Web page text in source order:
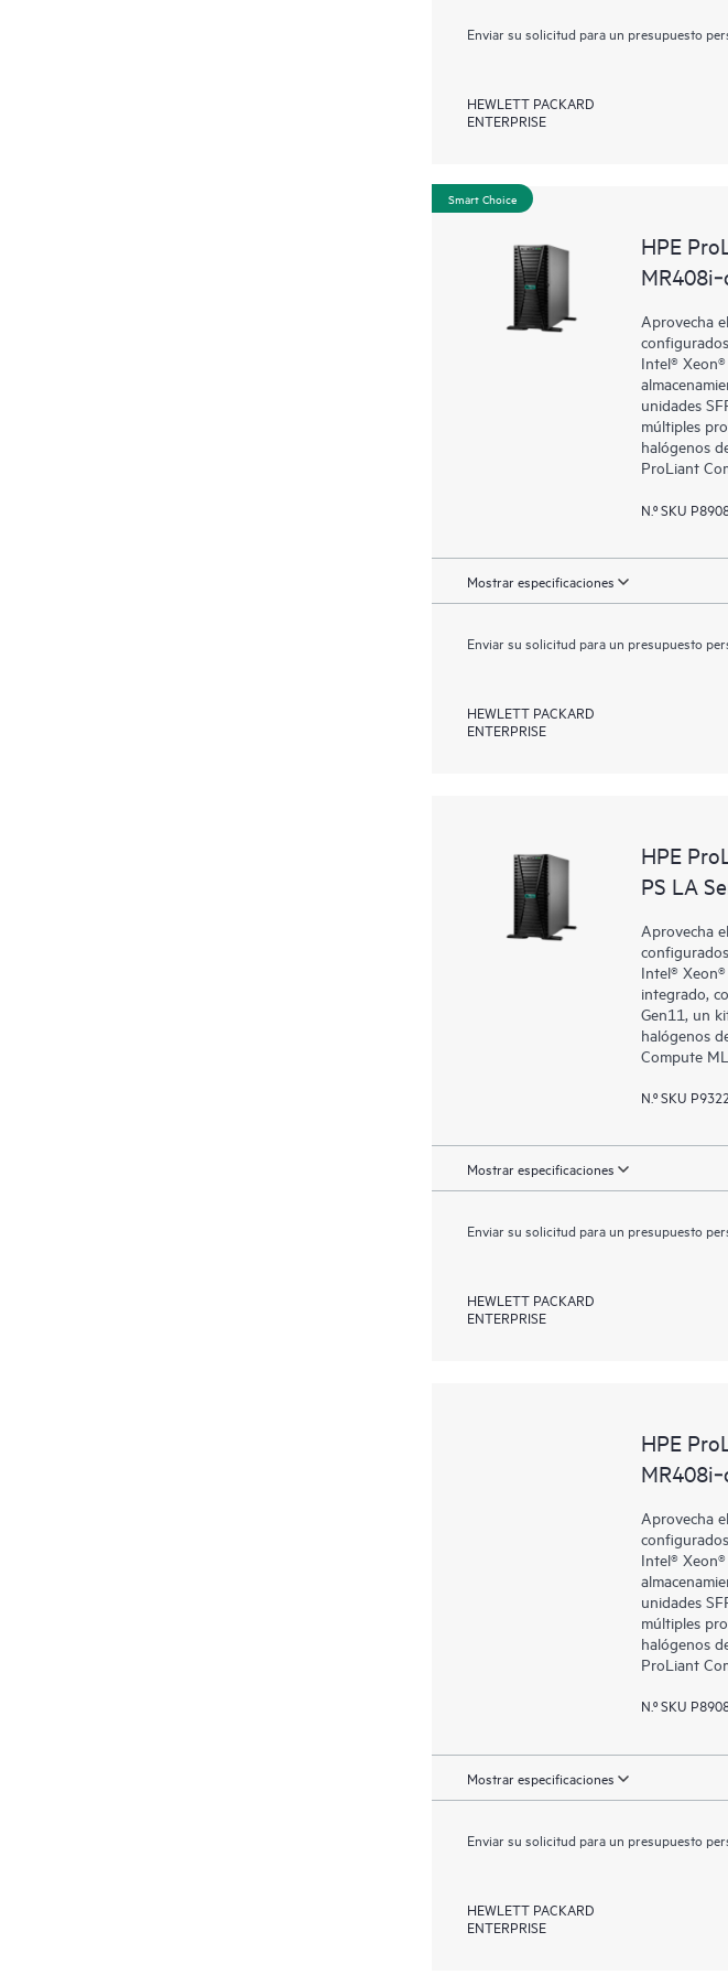
Enviar su solicitud para un presupuesto
HEWLETT PACKARD
ENTERPRISE
Smart Choice
HPE
Aprovecha
Intel®
unidades
múltiples
halógenos
ProLiant
N.º SKU
Mostrar especificaciones
Enviar su solicitud para un presupuesto
HEWLETT PACKARD
ENTERPRISE
HPE
PS LA
Aprovecha
Intel®
integrado,
Gen11, un
halógenos
Compute
N.º SKU
Mostrar especificaciones
Enviar su solicitud para un presupuesto
HEWLETT PACKARD
ENTERPRISE
HPE
Aprovecha
Intel®
unidades
múltiples
halógenos
ProLiant
N.º SKU
Mostrar especificaciones
Enviar su solicitud para un presupuesto
HEWLETT PACKARD
ENTERPRISE